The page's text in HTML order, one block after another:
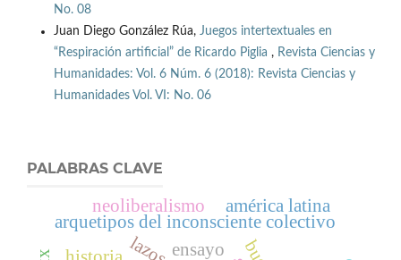
No. 08
Juan Diego González Rúa, Juegos intertextuales en
“Respiración artificial” de Ricardo Piglia , Revista Ciencias y
Humanidades: Vol. 6 Núm. 6 (2018): Revista Ciencias y
Humanidades Vol. VI: No. 06
PALABRAS CLAVE
arquetipos del inconsciente colectivo
américa latina
ensayo
neoliberalismo